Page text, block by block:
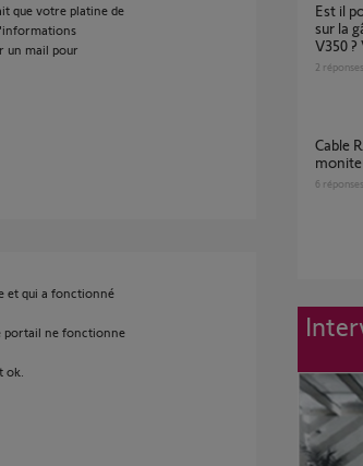
que votre platine de
un mail pour
et qui a fonctionné
portail ne fonctionne
ok.
Est il possible de coupler un bouton poussoir
sur la
V350 ?
2 réponses
Cable RJ45 pour connecter visiophone v350
6 réponses